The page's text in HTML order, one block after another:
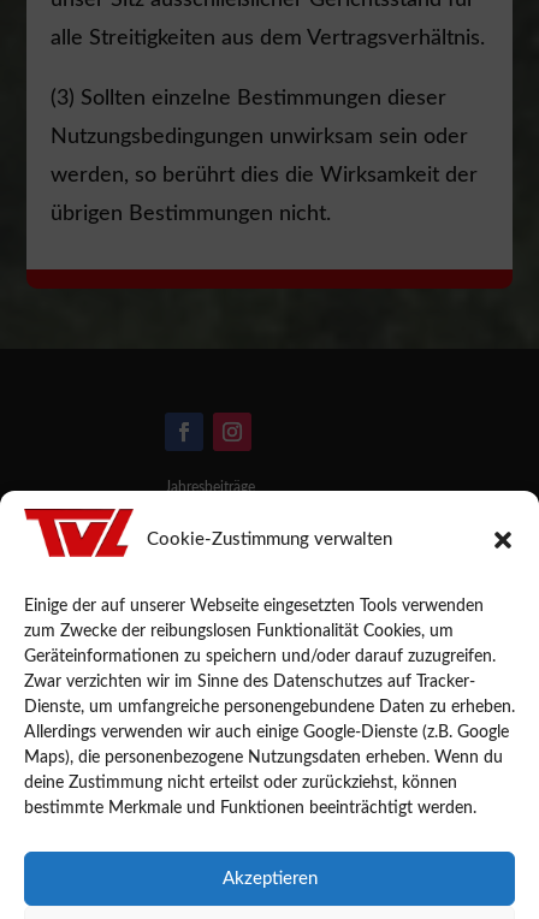
Cookie-Zustimmung verwalten
Einige der auf unserer Webseite eingesetzten Tools verwenden
zum Zwecke der reibungslosen Funktionalität Cookies, um
Geräteinformationen zu speichern und/oder darauf zuzugreifen.
Zwar verzichten wir im Sinne des Datenschutzes auf Tracker-
Dienste, um umfangreiche personengebundene Daten zu erheben.
Allerdings verwenden wir auch einige Google-Dienste (z.B. Google
Maps), die personenbezogene Nutzungsdaten erheben. Wenn du
deine Zustimmung nicht erteilst oder zurückziehst, können
bestimmte Merkmale und Funktionen beeinträchtigt werden.
Akzeptieren
alle Streitigkeiten aus dem Vertragsverhältnis.
(3) Sollten einzelne Bestimmungen dieser
Nutzungsbedingungen unwirksam sein oder
werden, so berührt dies die Wirksamkeit der
übrigen Bestimmungen nicht.
Jahresbeiträge
Platz buchen
Cookie-Richtlinie (EU)
Partner des TVL
Tennispoint-Store Hannover
Volksbank Hannover
Weitere Links
Talentinos